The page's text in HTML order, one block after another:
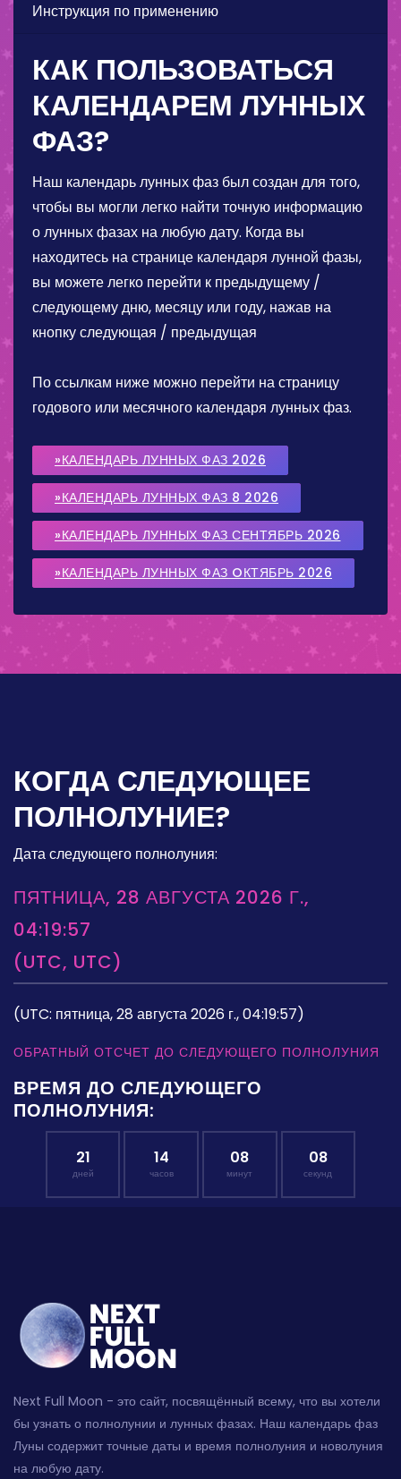
Инструкция по применению
КАК ПОЛЬЗОВАТЬСЯ
КАЛЕНДАРЕМ ЛУННЫХ
ФАЗ?
Наш календарь лунных фаз был создан для того,
чтобы вы могли легко найти точную информацию
о лунных фазах на любую дату. Когда вы
находитесь на странице календаря лунной фазы,
вы можете легко перейти к предыдущему /
следующему дню, месяцу или году, нажав на
кнопку следующая / предыдущая
По ссылкам ниже можно перейти на страницу
годового или месячного календаря лунных фаз.
»КАЛЕНДАРЬ ЛУННЫХ ФАЗ 2026
»КАЛЕНДАРЬ ЛУННЫХ ФАЗ 8 2026
»КАЛЕНДАРЬ ЛУННЫХ ФАЗ СЕНТЯБРЬ 2026
»КАЛЕНДАРЬ ЛУННЫХ ФАЗ OКТЯБРЬ 2026
КОГДА СЛЕДУЮЩЕЕ
ПОЛНОЛУНИЕ?
Дата следующего полнолуния:
ПЯТНИЦА, 28 АВГУСТА 2026 Г.,
04:19:57
(UTC, UTC)
(UTC: пятница, 28 августа 2026 г., 04:19:57)
ОБРАТНЫЙ ОТСЧЕТ ДО СЛЕДУЮЩЕГО ПОЛНОЛУНИЯ
ВРЕМЯ ДО СЛЕДУЮЩЕГО
ПОЛНОЛУНИЯ:
21
дней
14
часов
08
минут
08
секунд
Next Full Moon - это сайт, посвящённый всему, что вы хотели
бы узнать о полнолунии и лунных фазах. Наш календарь фаз
Луны содержит точные даты и время полнолуния и новолуния
на любую дату.